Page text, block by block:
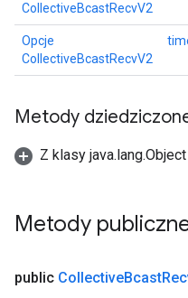
CollectiveBcastRecvV2
Opcje
CollectiveBcastRecvV2
Metody
Z klasy java.lang.Object
Metody
public CollectiveBcast